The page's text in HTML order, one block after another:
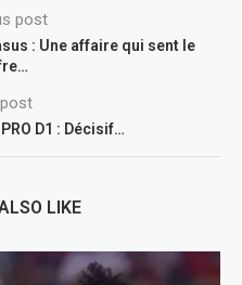
post
: Une affaire qui sent le
D1 : Décisif…
LIKE